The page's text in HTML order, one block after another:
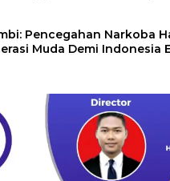
Pencegahan Narkoba
Muda Demi Indonesia